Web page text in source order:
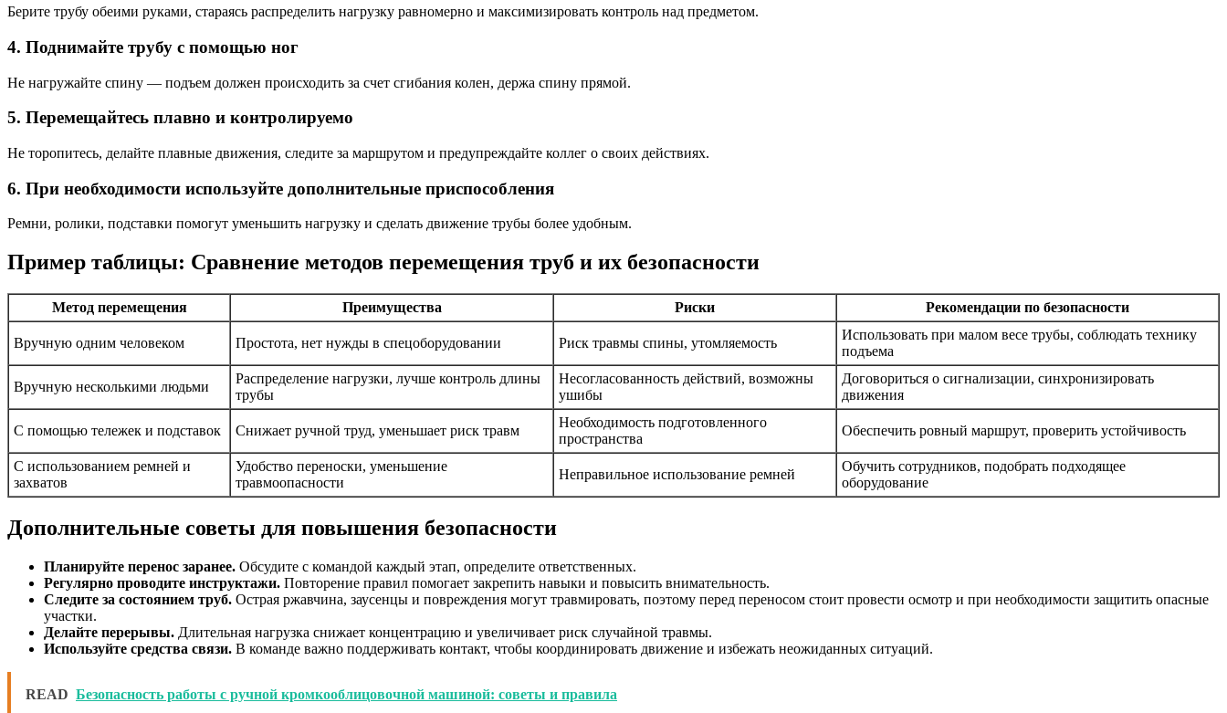
Берите трубу обеими руками, стараясь распределить нагрузку равномерно и максимизировать контроль над предметом.
4. Поднимайте трубу с помощью ног
Не нагружайте спину — подъем должен происходить за счет сгибания колен, держа спину прямой.
5. Перемещайтесь плавно и контролируемо
Не торопитесь, делайте плавные движения, следите за маршрутом и предупреждайте коллег о своих действиях.
6. При необходимости используйте дополнительные приспособления
Ремни, ролики, подставки помогут уменьшить нагрузку и сделать движение трубы более удобным.
Пример таблицы: Сравнение методов перемещения труб и их безопасности
Метод перемещения Преимущества Риски Рекомендации по безопасности
Вручную одним человеком Простота, нет нужды в спецоборудовании Риск травмы спины, утомляемость
Использовать при малом весе трубы, соблюдать технику
подъема
Вручную несколькими людьми
Распределение нагрузки, лучше контроль длины
трубы
Несогласованность действий, возможны
ушибы
Договориться о сигнализации, синхронизировать
движения
С помощью тележек и подставок Снижает ручной труд, уменьшает риск травм
Необходимость подготовленного
пространства
Обеспечить ровный маршрут, проверить устойчивость
С использованием ремней и
захватов
Удобство переноски, уменьшение
травмоопасности
Неправильное использование ремней
Обучить сотрудников, подобрать подходящее
оборудование
Дополнительные советы для повышения безопасности
Планируйте перенос заранее. Обсудите с командой каждый этап, определите ответственных.
Регулярно проводите инструктажи. Повторение правил помогает закрепить навыки и повысить внимательность.
Следите за состоянием труб. Острая ржавчина, заусенцы и повреждения могут травмировать, поэтому перед переносом стоит провести осмотр и при необходимости защитить опасные
участки.
Делайте перерывы. Длительная нагрузка снижает концентрацию и увеличивает риск случайной травмы.
Используйте средства связи. В команде важно поддерживать контакт, чтобы координировать движение и избежать неожиданных ситуаций.
READ Безопасность работы с ручной кромкооблицовочной машиной: советы и правила